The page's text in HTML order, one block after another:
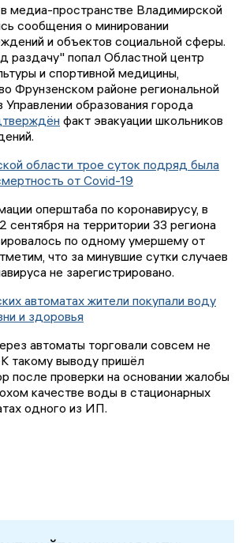
медиа-пространстве Владимирской
сообщения о минировании
и объектов социальной сферы.
раздачу" попал Областной центр
и спортивной медицины,
Фрунзенском районе региональной
Управлении образования города
факт эвакуации школьников
области трое суток подряд была
от Covid-19
оперштаба по коронавирусу, в
сентября на территории 33 региона
по одному умершему от
что за минувшие сутки случаев
не зарегистрировано.
автоматах жители покупали воду
и здоровья
автоматы торговали совсем не
такому выводу пришёл
после проверки на основании жалобы
качестве воды в стационарных
одного из ИП.